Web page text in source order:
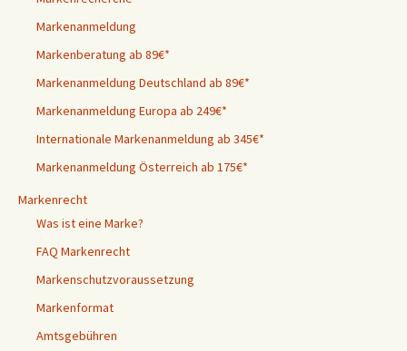
Markenanmeldung
Markenberatung ab 89€*
Markenanmeldung Deutschland ab 89€*
Markenanmeldung Europa ab 249€*
Internationale Markenanmeldung ab 345€*
Markenanmeldung Österreich ab 175€*
Markenrecht
Was ist eine Marke?
FAQ Markenrecht
Markenschutzvoraussetzung
Markenformat
Amtsgebühren